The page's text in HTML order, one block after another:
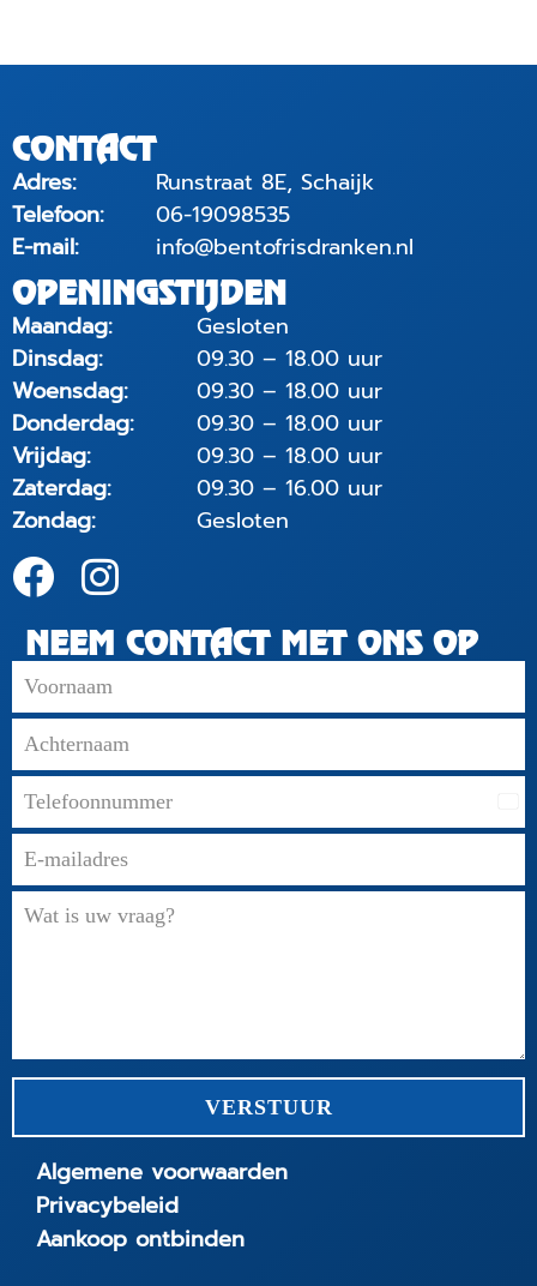
CONTACT
Adres:
Telefoon:
E-mail:
Runstraat 8E, Schaijk
06-19098535
info@bentofrisdranken.nl
OPENINGSTIJDEN
Maandag:
Dinsdag:
Woensdag:
Donderdag:
Vrijdag:
Zaterdag:
Zondag:
Gesloten
09.30 – 18.00 uur
09.30 – 18.00 uur
09.30 – 18.00 uur
09.30 – 18.00 uur
09.30 – 16.00 uur
Gesloten
NEEM CONTACT MET ONS OP
+31
VERSTUUR
Algemene voorwaarden
Privacybeleid
Aankoop ontbinden